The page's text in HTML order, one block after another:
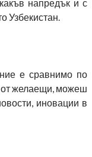
напредък и с
Узбекистан.
е сравнимо по
от желаещи, можеш
иновации в